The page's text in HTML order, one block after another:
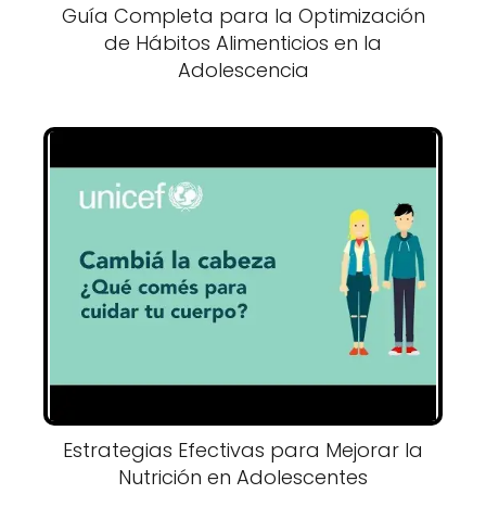
Guía Completa para la Optimización
de Hábitos Alimenticios en la
Adolescencia
Estrategias Efectivas para Mejorar la
Nutrición en Adolescentes